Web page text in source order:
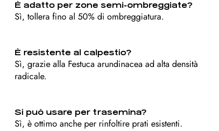
È adatto per zone semi-ombreggiate?
Sì, tollera fino al 50% di ombreggiatura.
È resistente al calpestio?
Sì, grazie alla Festuca arundinacea ad alta densità
radicale.
Si può usare per trasemina?
Sì, è ottimo anche per rinfoltire prati esistenti.